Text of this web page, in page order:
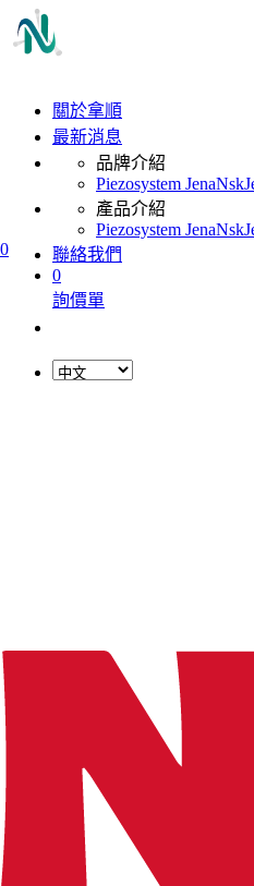
0
關於拿順
最新消息
品牌介紹
Piezosystem JenaNsk
產品介紹
Piezosystem JenaNsk
聯絡我們
0
詢價單